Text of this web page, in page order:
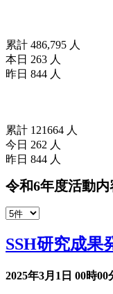
累計 486,795 人
本日 263 人
昨日 844 人
累計 121664 人
今日 262 人
昨日 844 人
令和6年度活動内
SSH研究成果
2025年3月1日 00時00